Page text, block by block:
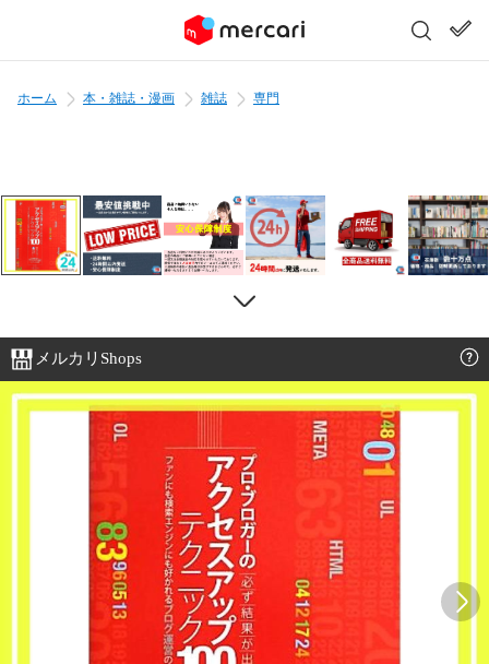
ホーム 本・雑誌・漫画 雑誌 専門
メルカリShops